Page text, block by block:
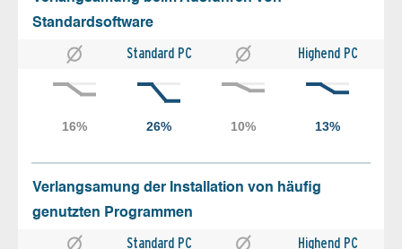
Standardsoftware
Standard PC Highend PC
Verlangsamung der Installation von häufig
genutzten Programmen
Standard PC Highend PC